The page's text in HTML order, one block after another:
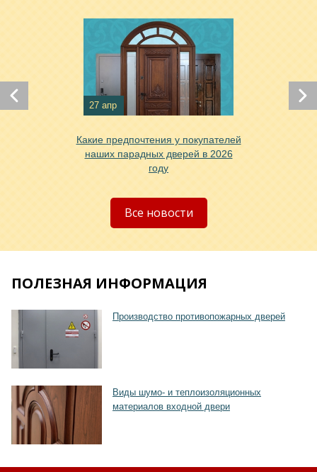
27 апр
Какие предпочтения у покупателей
наших парадных дверей в 2026
году
Все новости
ПОЛЕЗНАЯ ИНФОРМАЦИЯ
Производство противопожарных дверей
Виды шумо- и теплоизоляционных
материалов входной двери